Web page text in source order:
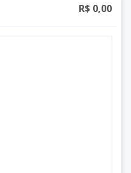
R$ 0,00